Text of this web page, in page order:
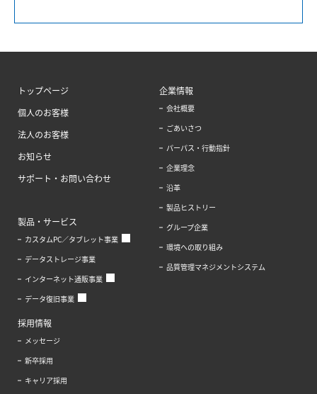
トップページ
個人のお客様
法人のお客様
お知らせ
サポート・お問い合わせ
製品・サービス
カスタムPC／タブレット事業
データストレージ事業
インターネット通販事業
データ復旧事業
企業情報
会社概要
ごあいさつ
パーパス・行動指針
企業理念
沿革
製品ヒストリー
グループ企業
環境への取り組み
品質管理マネジメントシステム
採用情報
メッセージ
新卒採用
キャリア採用